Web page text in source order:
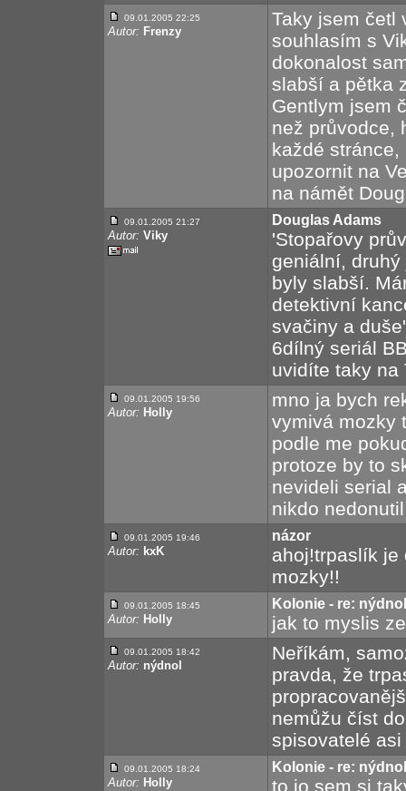
09.01.2005 22:25
Autor: Frenzy
Taky jsem četl
souhlasím s
dokonalost
slabší a pětka
Gentlym jsem
než průvodce,
každé
upozornit na
na námět
09.01.2005 21:27
Autor: Viky
Douglas Adams
'Stopařovy
geniální,
byly slabší.
detektivní
svačiny a
6dílný seriál
uvidíte taky na
09.01.2005 19:56
Autor: Holly
mno ja bych
vymivá mozky
podle me
protoze by to
nevideli serial
nikdo
09.01.2005 19:46
Autor: kxK
názor
ahoj!trpaslík je
mozky!!
09.01.2005 18:45
Autor: Holly
Kolonie - re: nýdnol
jak to myslis
09.01.2005 18:42
Autor: nýdnol
Neříkám,
pravda, že
nemůžu číst
spisovatelé
09.01.2005 18:24
Autor: Holly
Kolonie - re: nýdnol
to jo sem si